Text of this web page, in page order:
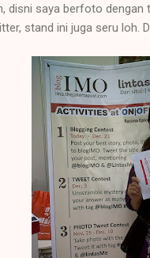
disni saya berfoto
stand ini juga seru loh.